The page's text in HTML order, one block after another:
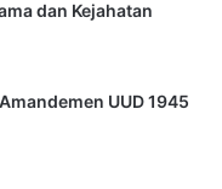
dan Kejahatan
UUD 1945